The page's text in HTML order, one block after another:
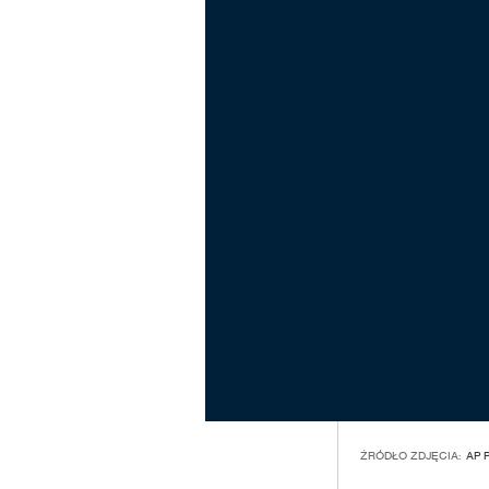
ŹRÓDŁO ZDJĘCIA: AP